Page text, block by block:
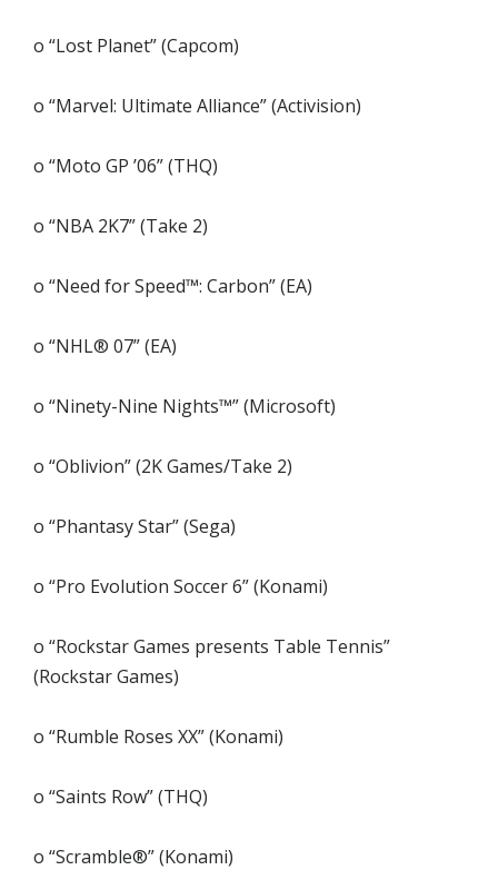
o “Lost Planet” (Capcom)
o “Marvel: Ultimate Alliance” (Activision)
o “Moto GP ’06” (THQ)
o “NBA 2K7” (Take 2)
o “Need for Speed™: Carbon” (EA)
o “NHL® 07” (EA)
o “Ninety-Nine Nights™” (Microsoft)
o “Oblivion” (2K Games/Take 2)
o “Phantasy Star” (Sega)
o “Pro Evolution Soccer 6” (Konami)
o “Rockstar Games presents Table Tennis”
(Rockstar Games)
o “Rumble Roses XX” (Konami)
o “Saints Row” (THQ)
o “Scramble®” (Konami)